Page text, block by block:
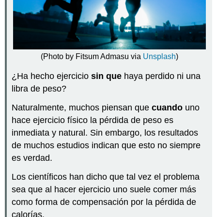
Presentación
y
ver…
usamos
subjuntivo
en
cláusulas
adverbiales?
Cláusulas
adverbiales
siempre
requieren
el
uso
del
(Photo by Fitsum Admasu via Unsplash)
¿Ha hecho ejerciciosin que haya perdido ni una
libra de peso?
Naturalmente, muchos piensan quecuando uno
hace ejercicio físico la pérdida de peso es
inmediata y natural. Sin embargo, los resultados
de muchos estudios indican que esto no siempre
es verdad.
Los científicos han dicho que tal vez el problema
sea que al hacer ejercicio uno suele comer más
como forma de compensación por la pérdida de
calorías.